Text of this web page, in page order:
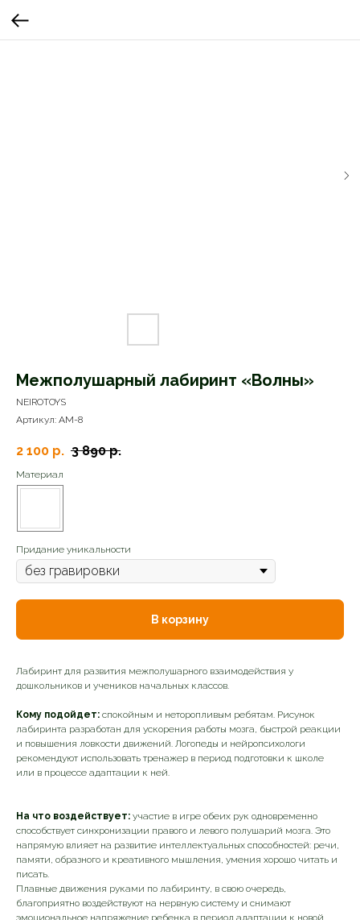
Межполушарный лабиринт «Волны»
NEIROTOYS
Артикул: AM-8
2 100 р. 3 890 р.
Материал
Придание уникальности
В корзину
Лабиринт для развития межполушарного взаимодействия у
дошкольников и учеников начальных классов.
Кому подойдет: спокойным и неторопливым ребятам. Рисунок
лабиринта разработан для ускорения работы мозга, быстрой реакции
и повышения ловкости движений. Логопеды и нейропсихологи
рекомендуют использовать тренажер в период подготовки к школе
или в процессе адаптации к ней.
На что воздействует: участие в игре обеих рук одновременно
способствует синхронизации правого и левого полушарий мозга. Это
напрямую влияет на развитие интеллектуальных способностей: речи,
памяти, образного и креативного мышления, умения хорошо читать и
писать.
Плавные движения руками по лабиринту, в свою очередь,
благоприятно воздействуют на нервную систему и снимают